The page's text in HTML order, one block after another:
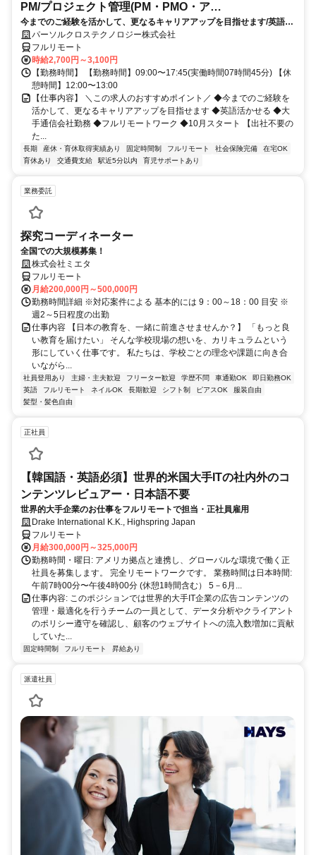
PM/プロジェクト管理(PM・PMO・ア
シ)_N260774362
今までのご経験を活かして、更なるキャリアアップを目指せます/英語活
かせる/大手通信会社勤務/フルリモートワーク/10月スタート
パーソルクロステクノロジー株式会社
フルリモート
時給2,700円～3,100円
【勤務時間】 【勤務時間】09:00〜17:45(実働時間07時間45分) 【休
憩時間】12:00〜13:00
【仕事内容】 ＼この求人のおすすめポイント／ ◆今までのご経験を
活かして、更なるキャリアアップを目指せます ◆英語活かせる ◆大
手通信会社勤務 ◆フルリモートワーク ◆10月スタート 【出社不要の
た...
長期 産休・育休取得実績あり 固定時間制 フルリモート 社会保険完備
在宅OK
育休あり
交通費支給 駅近5分以内 育児サポートあり
業務委託
探究コーディネーター
全国での大規模募集！
株式会社ミエタ
フルリモート
月給200,000円～500,000円
勤務時間詳細 ※対応案件による 基本的には 9：00～18：00 目安 ※
週2～5日程度の出勤
仕事内容 【日本の教育を、一緒に前進させませんか？】 「もっと良
い教育を届けたい」 そんな学校現場の想いを、カリキュラムという
形にしていく仕事です。 私たちは、学校ごとの理念や課題に向き合
いながら...
社員登用あり 主婦・主夫歓迎 フリーター歓迎 学歴不問 車通勤OK
即日勤務OK
英語
フルリモート ネイルOK 長期歓迎 シフト制 ピアスOK
服装自由
髪型・髪色自由
正社員
【韓国語・英語必須】世界的米国大手ITの社内外のコ
ンテンツレビュアー・日本語不要
世界的大手企業のお仕事をフルリモートで担当・正社員雇用
Drake International K.K., Highspring Japan
フルリモート
月給300,000円～325,000円
勤務時間・曜日: アメリカ拠点と連携し、グローバルな環境で働く正
社員を募集します。 完全リモートワークです。 業務時間は日本時間:
午前7時00分〜午後4時00分 (休憩1時間含む） 5－6月...
仕事内容: このポジションでは世界的大手IT企業の広告コンテンツの
管理・最適化を行うチームの一員として、データ分析やクライアント
のポリシー遵守を確認し、顧客のウェブサイトへの流入数増加に貢献
していた...
固定時間制 フルリモート 昇給あり
派遣社員